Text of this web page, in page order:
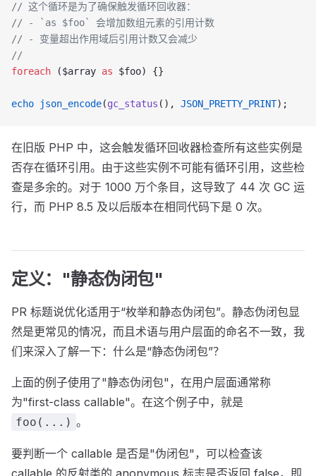
// 这个循环是为了确保触发循环回收器：
// - `as $foo` 会增加数组元素的引用计数
// - 变量超出作用域后引用计数又会减少
//
foreach ($array as $foo) {}
echo json_encode(gc_status (), JSON_PRETTY_PRINT);
在旧版 PHP 中，这会触发循环回收器检查所有这些实例是
否存在循环引用。由于这些实例不可能有循环引用，这些检
查是多余的。对于 1000 万个条目，这导致了 44 次 GC 运
行，而 PHP 8.5 及以后版本在相同代码下是 0 次。
定义："静态伪闭包"
PR 标题说优化适用于“枚举和静态伪闭包”。静态伪闭包显
然是更常见的情况，而且术语与用户层面的命名不一致，我
们来深入了解一下：什么是“静态伪闭包”？
上面的例子使用了"静态伪闭包"，在用户层面通常称
为"first-class callable"。在这个例子中，就是
foo(...) 。
要判断一个 callable 是否是"伪闭包"，可以检查该
callable 的反射类的 anonymous 标志是否返回 false，即